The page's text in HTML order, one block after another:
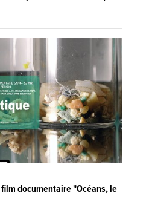
documentaire "Océans, le